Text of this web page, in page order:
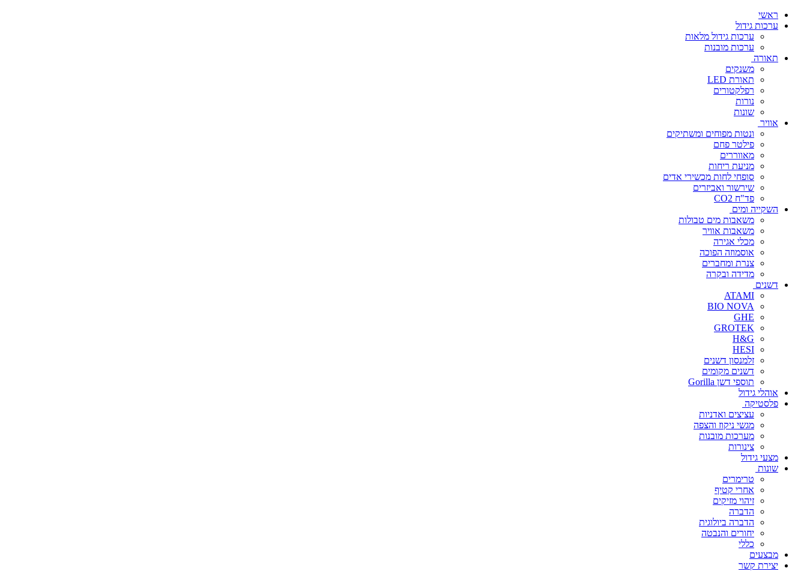
ראשי
ערכות גידול
ערכות גידול מלאות
ערכות מובנות
תאורה
משנקים
תאורת LED
רפלקטורים
נורות
שונות
אוויר
ונטות מפוחים ומשתיקים
פילטר פחם
מאווררים
מניעת ריחות
סופחי לחות מכשירי אדים
שירשור ואביזרים
פד"ח CO2
השקייה ומים
משאבות מים טבולות
משאבות אוויר
מכלי אגירה
אוסמוזה הפוכה
צנרת ומחברים
מדידה ובקרה
דשנים
ATAMI
BIO NOVA
GHE
GROTEK
H&G
HESI
זלמנסון דשנים
דשנים מקומים
תוספי דשן Gorilla
אוהלי גידול
פלסטיקה
עציצים ואדניות
מגשי ניקוז והצפה
מערכות מובנות
צינורות
מצעי גידול
שונות
טרימרים
אחרי קטיף
זיהוי מזיקים
הדברה
הדברה ביולוגית
יחורים והנבטה
כללי
מבצעים
יצירת קשר